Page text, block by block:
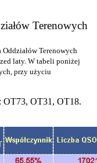
Terenowych
Terenowych
laty. W tabeli poniżej
przy użyciu
OT73, OT31, OT18.